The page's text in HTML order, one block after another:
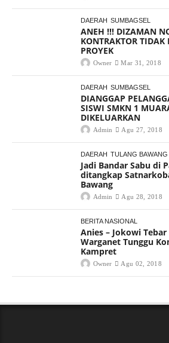
DAERAH SUMBAGSEL
ANEH !!! DIZAMAN
KONTRAKTOR
PROYEK
Owner Mar 31, 2018
DAERAH SUMBAGSEL
DIANGGAP
SISWI SMKN 1
DIKELUARKAN
Admin Agu 27, 2018
DAERAH TULANG BAWANG
Jadi Bandar Sabu di
ditangkap
Bawang
Admin Agu 28, 2018
BERITA NASIONAL
Anies – Jokowi
Warganet Tunggu
Kampret
Owner Agu 02, 2018